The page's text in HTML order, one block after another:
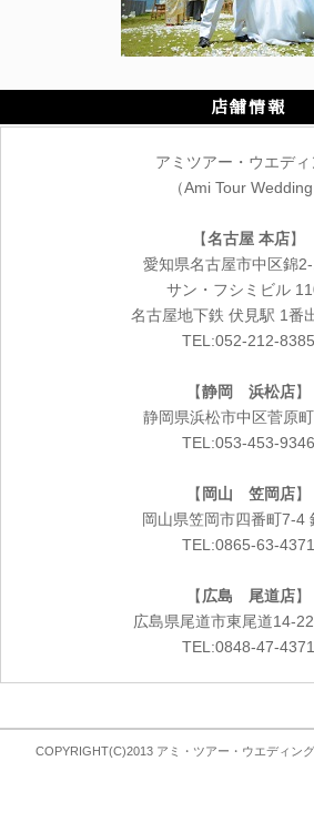
店舗情報
アミツアー・ウエデ
（Ami Tour Wedding
【名古屋 本店】
愛知県名古屋市中区錦
サン・フシミビル
名古屋地下鉄 伏見駅 1番
TEL:052-212-8385
【静岡 浜松店】
静岡県浜松市中区菅原
TEL:053-453-9346
【 岡山 笠岡店】
岡山県笠岡市四番町7-4
TEL:0865-63-4371
【広島 尾道店】
広島県尾道市東尾道14-
TEL:0848-47-4371
COPYRIGHT(C)2013 アミ・ツアー・ウエディン